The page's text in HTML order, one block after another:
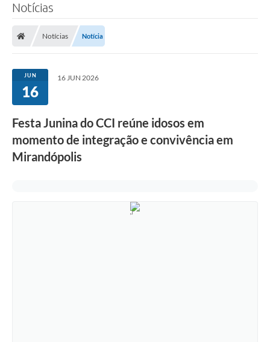
Licitações
Concursos
Previdência Complementar
Diário Oficial
Notícias
Notícias Notícia
JUN
16
16 JUN 2026
Festa Junina do CCI reúne idosos em
momento de integração e convivência em
Mirandópolis